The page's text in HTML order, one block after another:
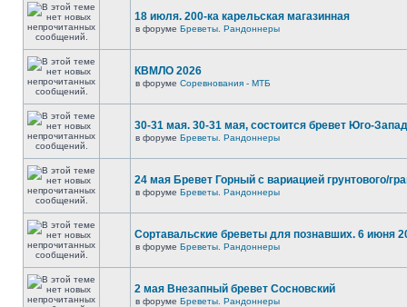
18 июля. 200-ка карельская магазинная
в форуме Бреветы. Рандоннеры
КВМЛО 2026
в форуме Соревнования - МТБ
30-31 мая. 30-31 мая, состоится бревет Юго-
в форуме Бреветы. Рандоннеры
24 мая Бревет Горный с вариацией грунтового/
в форуме Бреветы. Рандоннеры
Сортавальские бреветы для познавших. 6 июня
в форуме Бреветы. Рандоннеры
2 мая Внезапный бревет Сосновский
в форуме Бреветы. Рандоннеры